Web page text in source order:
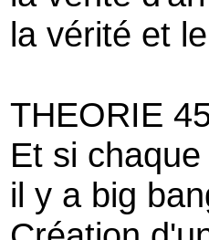
la vérité et
THEORIE
Et si
il y a big